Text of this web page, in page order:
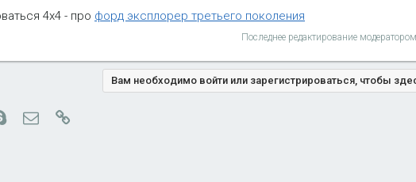
4х4 - про форд эксплорер третьего поколения
Последнее редактирование
Вам необходимо войти или зарегистрироваться, чтобы
SkypeЭлектронная почта